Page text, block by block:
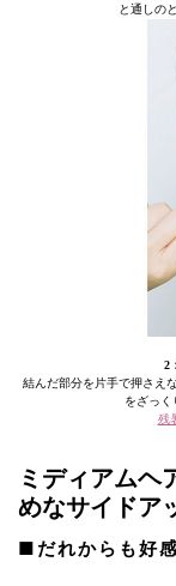
と通しの
2
結んだ部分を片手で押さえ
をざっく
残
ミディアム
めなサイドア
■だれからも好